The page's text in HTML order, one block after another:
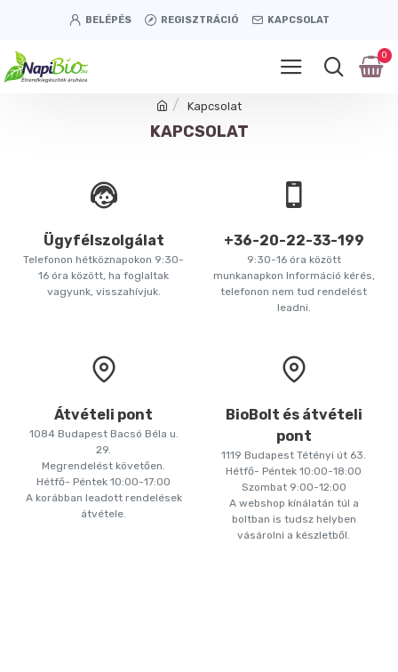
BELÉPÉS REGISZTRÁCIÓ KAPCSOLAT
0
Kapcsolat
KAPCSOLAT
Ügyfélszolgálat
Telefonon hétköznapokon 9:30-
16 óra között, ha foglaltak
vagyunk, visszahívjuk.
+36-20-22-33-199
9:30-16 óra között
munkanapkon Információ kérés,
telefonon nem tud rendelést
leadni.
Átvételi pont
1084 Budapest Bacsó Béla u.
29.
Megrendelést követően.
Hétfő- Péntek 10:00-17:00
A korábban leadott rendelések
átvétele.
BioBolt és átvételi
pont
1119 Budapest Tétényi út 63.
Hétfő- Péntek 10:00-18:00
Szombat 9:00-12:00
A webshop kínálatán túl a
boltban is tudsz helyben
vásárolni a készletből.